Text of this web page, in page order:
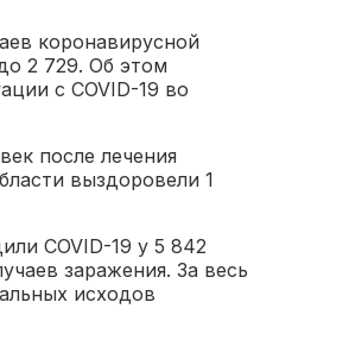
коронавирусной
2 729. Об этом
с COVID-19 во
после лечения
выздоровели 1
COVID-19 у 5 842
заражения. За весь
исходов